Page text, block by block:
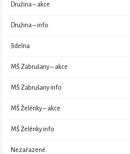
Družina – akce
Družina – info
Jídelna
MŠ Zabrušany – akce
MŠ Zabrušany info
MŠ Želénky – akce
MŠ Želénky info
Nezařazené